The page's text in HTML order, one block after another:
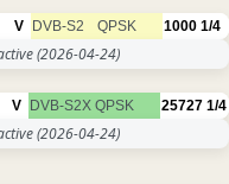
V DVB-S2 QPSK 1000 1/4
(2026-04-24)
V DVB-S2X QPSK 25727 1/4
(2026-04-24)